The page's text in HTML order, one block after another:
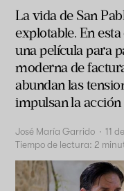
La vida de San
explotable. En
una película para
moderna de
abundan las
impulsan la
José María Garrido · 11
Tiempo de lectura: 2